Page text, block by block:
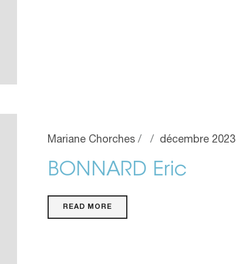
Mariane Chorches décembre 2023
BONNARD Eric
READ MORE